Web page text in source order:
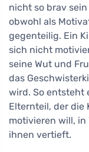
nicht so brav
obwohl als
gegenteilig. Ein
sich nicht
seine Wut und
das
wird. So entsteht
Elternteil, der die
motivieren will, in
ihnen vertieft.